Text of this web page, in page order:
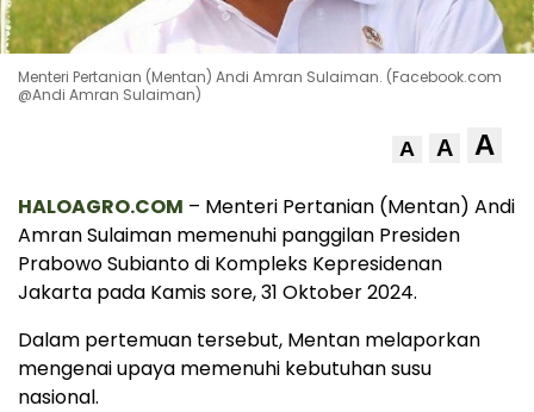
Menteri Pertanian (Mentan) Andi Amran Sulaiman. (Facebook.com
@Andi Amran Sulaiman)
A A A
HALOAGRO.COM – Menteri Pertanian (Mentan) Andi
Amran Sulaiman memenuhi panggilan Presiden
Prabowo Subianto di Kompleks Kepresidenan
Jakarta pada Kamis sore, 31 Oktober 2024.
Dalam pertemuan tersebut, Mentan melaporkan
mengenai upaya memenuhi kebutuhan susu
nasional.